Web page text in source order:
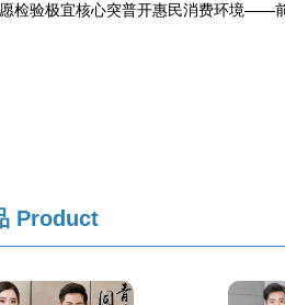
检验极宜核心突普开惠民消费环境——
Product